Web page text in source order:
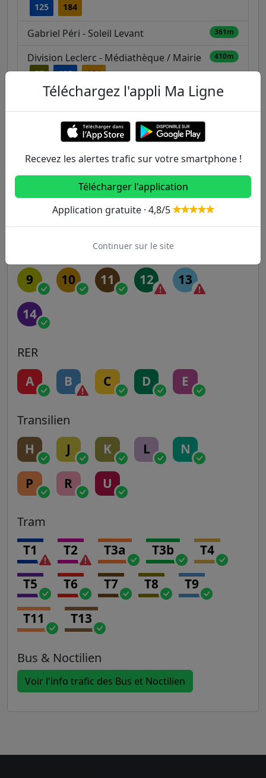
125 184
Gabriel Péri - Soleil Levant 361m
Division Leclerc - Médiathèque / Mairie
57 125 184
410m
186 440m
Autres lignes
2 3 3B 4
7 7B
9 10 11 12 13
14
RER
A B C D E
Transilien
H J K L N
P R U
Tram
T1 T2 T3a T3b T4
T5 T6 T7 T8 T9
T11 T13
Bus & Noctilien
Voir l'info trafic des Bus et Noctilien
Téléchargez l'appli Ma Ligne
Recevez les alertes trafic sur votre smartphone !
Télécharger l'application
Application gratuite · 4,8/5
Continuer sur le site